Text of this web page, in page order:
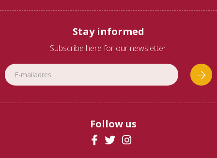
Stay informed
Subscribe here for our newsletter.
Follow us